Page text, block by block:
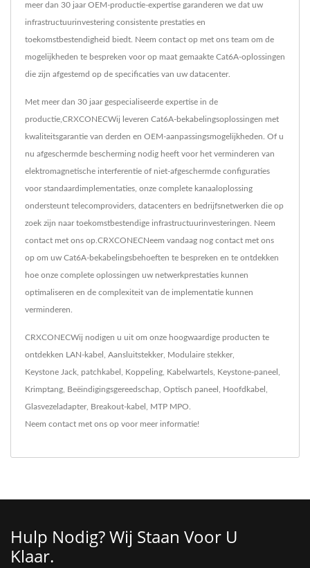
meer dan 30 jaar OEM-productie-expertise garanderen we dat uw
infrastructuurinvestering consistente prestaties en
toekomstbestendigheid biedt. Neem contact op met ons team om de
mogelijkheden te bespreken voor op maat gemaakte Cat6A-oplossingen
die zijn afgestemd op de specificaties van uw datacenter.
Met meer dan 30 jaar gespecialiseerde expertise in de
productie,CRXCONECWij leveren Cat6A-bekabelingsoplossingen met
kwaliteitsgarantie van derden en OEM-aanpassingsmogelijkheden. Of u
nu afgeschermde bescherming nodig heeft voor het verminderen van
elektromagnetische interferentie of niet-afgeschermde configuraties
voor standaardimplementaties, onze complete kanaaloplossing
ondersteunt telecomproviders, datacenters en bedrijfsnetwerken die op
zoek zijn naar toekomstbestendige infrastructuurinvesteringen. Neem
contact met ons op.CRXCONECNeem vandaag nog contact met ons
op om uw Cat6A-bekabelingsbehoeften te bespreken en te ontdekken
hoe onze complete oplossingen uw netwerkprestaties kunnen
optimaliseren en de complexiteit van de implementatie kunnen
verminderen.
CRXCONECWij nodigen u uit om onze hoogwaardige producten te
ontdekken LAN-kabel Aansluitstekker, Modulaire stekker,
Keystone Jack patchkabel Koppeling Kabelwartels Keystone-paneel
Krimptang Beëindigingsgereedschap Optisch paneel Hoofdkabel
Glasvezeladapter, Breakout-kabel MTP MPO
Neem contact met ons op voor meer informatie!
Hulp Nodig? Wij Staan ​​voor U
Klaar.